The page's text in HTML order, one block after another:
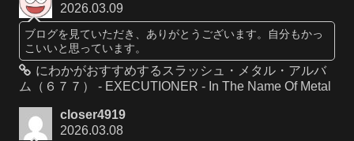
2026.03.09
ブログを見ていただき、ありがとうございます。自分もかっ
こいいと思っています。
にわかがおすすめするスラッシュ・メタル・アルバ
ム（６７７） - EXECUTIONER - In The Name Of Metal
closer4919
2026.03.08